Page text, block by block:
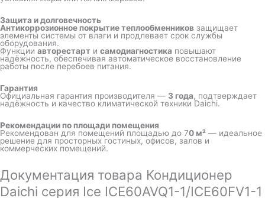
Защита и долговечность
Антикоррозионное покрытие теплообменников защищает
элементы системы от влаги и продлевает срок службы
оборудования.
Функции авторестарт и самодиагностика повышают
надёжность, обеспечивая автоматическое восстановление
работы после перебоев питания.
Гарантия
Официальная гарантия производителя — 3 года, подтверждает
надёжность и качество климатической техники Daichi.
Рекомендации по площади помещения
Рекомендован для помещений площадью до 70 м² — идеальное
решение для просторных гостиных, офисов, залов и
коммерческих помещений.
Документация товара Кондиционер
Daichi серия Ice ICE60AVQ1-1/ICE60FV1-1